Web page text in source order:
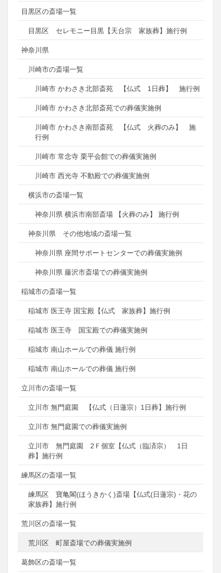
目黒区の斎場一覧
目黒区 セレモニー目黒【天台宗 家族葬】施行例
神奈川県
川崎市の斎場一覧
川崎市 かわさき北部斎苑 【仏式 1日葬】 施行例
川崎市 かわさき北部斎苑での葬儀実施例
川崎市 かわさき南部斎苑 【仏式 火葬のみ】 施
行例
川崎市 常念寺 栗平会館での葬儀実施例
川崎市 西光寺 不動殿での葬儀実施例
横浜市の斎場一覧
神奈川県 横浜市南部斎場 【火葬のみ】 施行例
神奈川県 その他地域の斎場一覧
神奈川県 座間サポートセンターでの葬儀実施例
神奈川県 藤沢市斎場での葬儀実施例
稲城市の斎場一覧
稲城市 医王寺 国宝殿【仏式 家族葬】施行例
稲城市 医王寺 国宝殿での葬儀実施例
稲城市 南山ホールでの葬儀 施行例
稲城市 南山ホールでの葬儀 施行例
立川市の斎場一覧
立川市 無門庭園 【仏式（日蓮宗）1日葬】施行例
立川市 無門庭園での葬儀実施例
立川市 無門庭園 2Ｆ個室【仏式（臨済宗） 1日
葬】施行例
練馬区の斎場一覧
練馬区 寶亀閣(ほうきかく)斎場【仏式(日蓮宗)・花の
家族葬】施行例
荒川区の斎場一覧
荒川区 町屋斎場での葬儀実施例
葛飾区の斎場一覧